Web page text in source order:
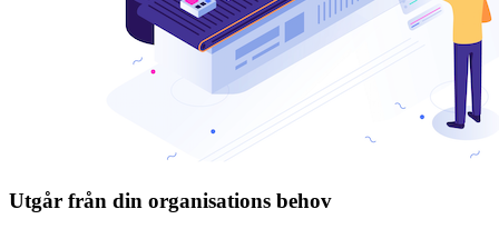
Utgår från din organisations behov